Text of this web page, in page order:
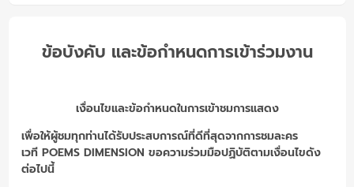
ข้อบังคับ และข้อกำหนดการเข้าร่วมงาน
เงื่อนไขและข้อกำหนดในการเข้าชมการแสดง
เพื่อให้ผู้ชมทุกท่านได้รับประสบการณ์ที่ดีที่สุดจากการชมละคร
เวที POEMS DIMENSION ขอความร่วมมือปฏิบัติตามเงื่อนไขดัง
ต่อไปนี้